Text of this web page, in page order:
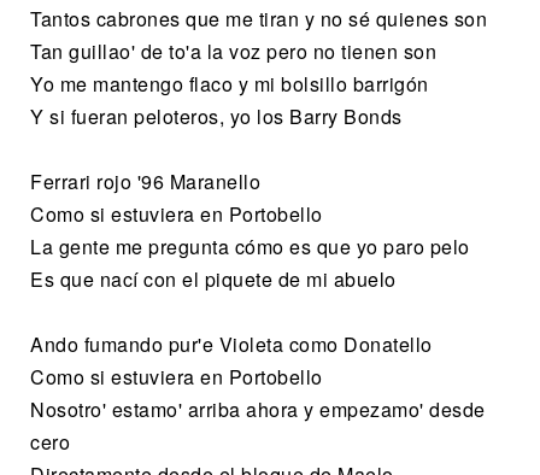
Tantos cabrones que me tiran y no sé quienes son
Tan guillao' de to'a la voz pero no tienen son
Yo me mantengo flaco y mi bolsillo barrigón
Y si fueran peloteros, yo los Barry Bonds
Ferrari rojo '96 Maranello
Como si estuviera en Portobello
La gente me pregunta cómo es que yo paro pelo
Es que nací con el piquete de mi abuelo
Ando fumando pur'e Violeta como Donatello
Como si estuviera en Portobello
Nosotro' estamo' arriba ahora y empezamo' desde
cero